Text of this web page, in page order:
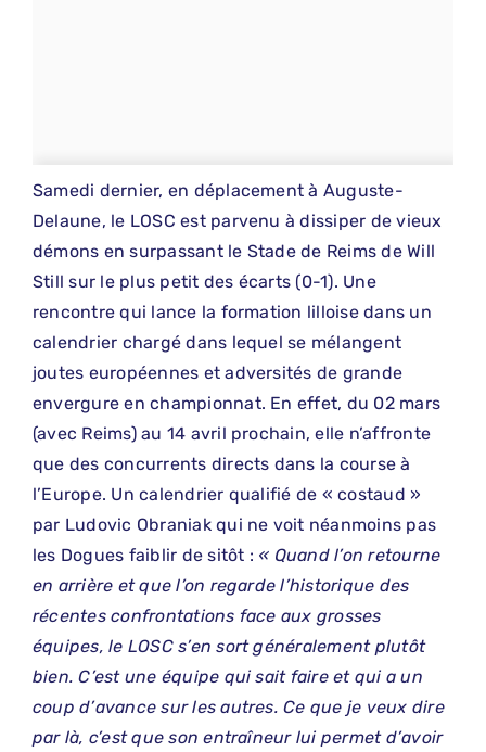
Samedi dernier, en déplacement à Auguste-
Delaune, le LOSC est parvenu à dissiper de vieux
démons en surpassant le Stade de Reims de Will
Still sur le plus petit des écarts (0-1). Une
rencontre qui lance la formation lilloise dans un
calendrier chargé dans lequel se mélangent
joutes européennes et adversités de grande
envergure en championnat. En effet, du 02 mars
(avec Reims) au 14 avril prochain, elle n’affronte
que des concurrents directs dans la course à
l’Europe. Un calendrier qualifié de « costaud »
par Ludovic Obraniak qui ne voit néanmoins pas
les Dogues faiblir de sitôt : « Quand l’on retourne
en arrière et que l’on regarde l’historique des
récentes confrontations face aux grosses
équipes, le LOSC s’en sort généralement plutôt
bien. C’est une équipe qui sait faire et qui a un
coup d’avance sur les autres. Ce que je veux dire
par là, c’est que son entraîneur lui permet d’avoir